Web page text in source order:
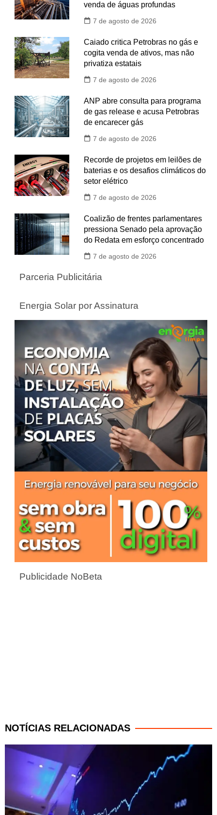
venda de águas profundas
7 de agosto de 2026
Caiado critica Petrobras no gás e
cogita venda de ativos, mas não
privatiza estatais
7 de agosto de 2026
ANP abre consulta para programa
de gas release e acusa Petrobras
de encarecer gás
7 de agosto de 2026
Recorde de projetos em leilões de
baterias e os desafios climáticos do
setor elétrico
7 de agosto de 2026
Coalizão de frentes parlamentares
pressiona Senado pela aprovação
do Redata em esforço concentrado
7 de agosto de 2026
Parceria Publicitária
Energia Solar por Assinatura
Publicidade NoBeta
NOTÍCIAS RELACIONADAS